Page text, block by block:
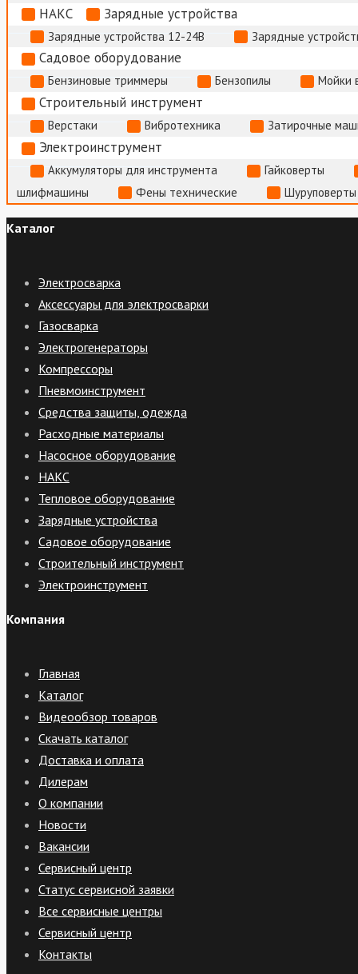
НАКС Зарядные устройства
Зарядные устройства 12-24В Зарядные
Садовое оборудование
Бензиновые триммеры Бензопилы Мойки
Строительный инструмент
Верстаки Вибротехника Затирочные
Электроинструмент
Аккумуляторы для инструмента
Гайковерты
шлифмашины
Фены технические
Каталог
Электросварка
Аксессуары для электросварки
Газосварка
Электрогенераторы
Компрессоры
Пневмоинструмент
Средства защиты, одежда
Расходные материалы
Насосное оборудование
НАКС
Тепловое оборудование
Зарядные устройства
Садовое оборудование
Строительный инструмент
Электроинструмент
Компания
Главная
Каталог
Видеообзор товаров
Скачать каталог
Доставка и оплата
Дилерам
О компании
Новости
Вакансии
Сервисный центр
Статус сервисной заявки
Все сервисные центры
Сервисный центр
Контакты